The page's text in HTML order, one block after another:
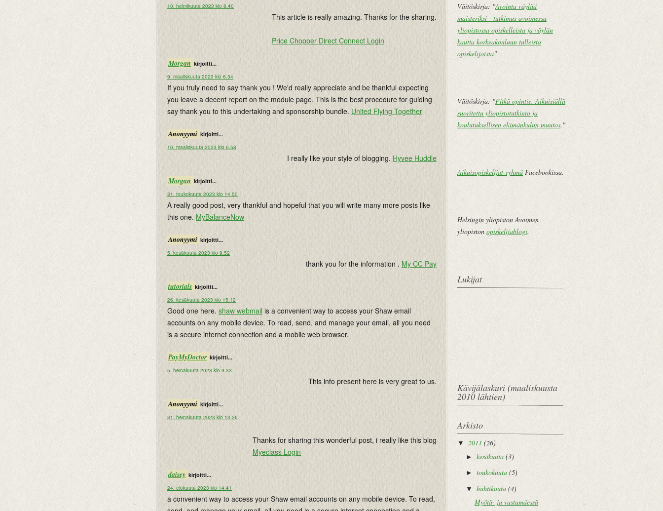
10. helmikuuta 2023 klo 8.40
This article is really amazing. Thanks for the sharing.
Price Chopper Direct Connect Login
Morgan kirjoitti...
9. maaliskuuta 2023 klo 6.34
If you truly need to say thank you ! We'd really appreciate and be thankful expecting
you leave a decent report on the module page. This is the best procedure for guiding
say thank you to this undertaking and sponsorship bundle. United Flying Together
Anonyymi kirjoitti...
16. maaliskuuta 2023 klo 6.58
I really like your style of blogging. Hyvee Huddle
Morgan kirjoitti...
31. toukokuuta 2023 klo 14.50
A really good post, very thankful and hopeful that you will write many more posts like
this one. MyBalanceNow
Anonyymi kirjoitti...
5. kesäkuuta 2023 klo 9.52
thank you for the information . My CC Pay
tutorials kirjoitti...
26. kesäkuuta 2023 klo 15.12
Good one here. shaw webmail is a convenient way to access your Shaw email
accounts on any mobile device. To read, send, and manage your email, all you need
is a secure internet connection and a mobile web browser.
PayMyDoctor kirjoitti...
5. heinäkuuta 2023 klo 9.33
This info present here is very great to us.
Anonyymi kirjoitti...
31. heinäkuuta 2023 klo 13.26
Thanks for sharing this wonderful post, i really like this blog
Myeclass Login
daisey kirjoitti...
24. elokuuta 2023 klo 14.41
a convenient way to access your Shaw email accounts on any mobile device. To read,
Väitöskirja: "Avointa väylää
maisteriksi - tutkimus avoimessa
yliopistossa opiskelleista ja väylän
kautta korkeakouluun tulleista
opiskelijoista"
Väitöskirja: "Pitkä opintie. Aikuisiällä
suoritettu yliopistotutkinto ja
koulutuksellisen elämänkulun muutos."
Aikuisopiskelijat-ryhmä Facebookissa.
Helsingin yliopiston Avoimen
yliopiston opiskelijablogi.
Lukijat
Kävijälaskuri (maaliskuusta
2010 lähtien)
Arkisto
▼ 2011 (26)
► kesäkuuta (3)
► toukokuuta (5)
▼ huhtikuuta (4)
Myötä- ja vastamäessä